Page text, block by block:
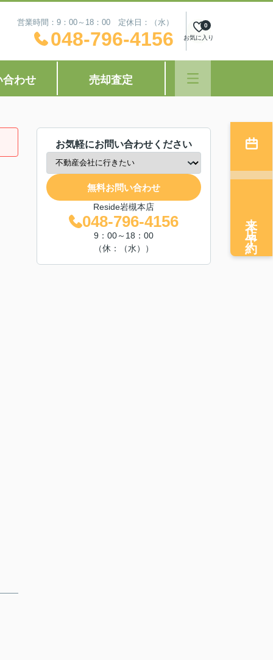
営業時間：9：00～18：00 定休日：（水）
048-796-4156 お気に入り
0
合わせ 売却査定
お気軽にお問い合わせください
無料お問い合わせ
Reside岩槻本店
048-796-4156
9：00～18：00
（休：（水））
来店予約